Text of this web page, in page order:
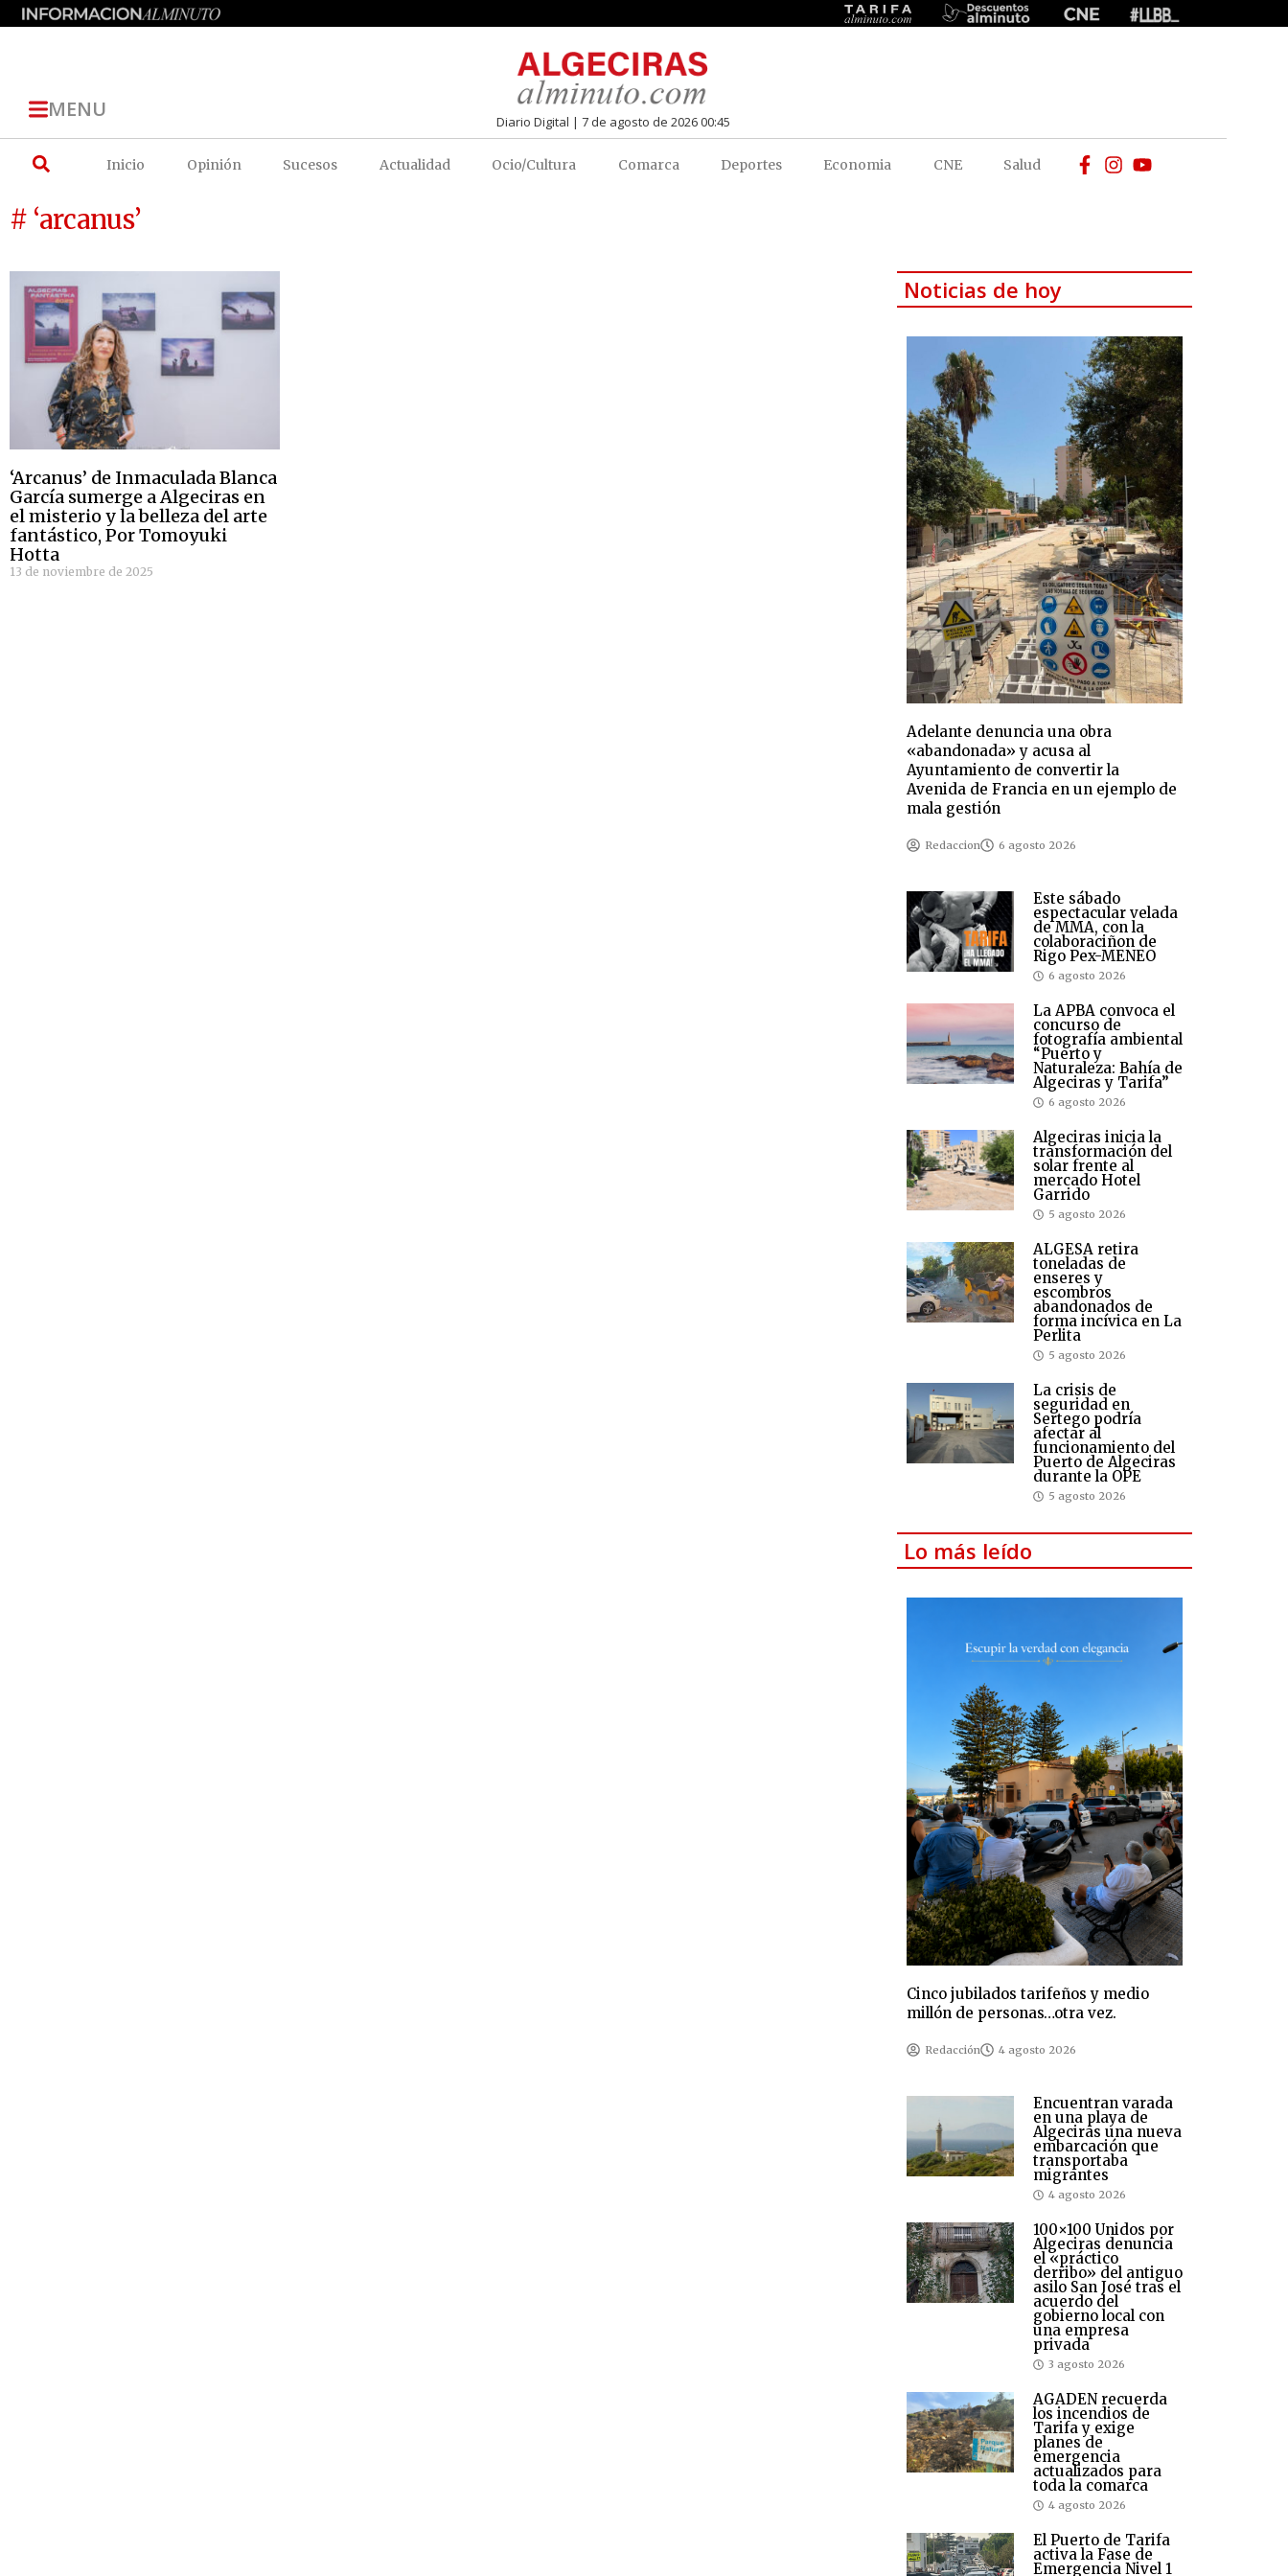
MENU Diario Digital | 7 de agosto de 2026 00:45
Inicio Opinión Sucesos Actualidad Ocio/Cultura Comarca Deportes Economia CNE Salud
# ‘arcanus’
‘Arcanus’ de Inmaculada Blanca
García sumerge a Algeciras en
el misterio y la belleza del arte
fantástico, Por Tomoyuki
Hotta
13 de noviembre de 2025
Noticias de hoy
Adelante denuncia una obra
«abandonada» y acusa al
Ayuntamiento de convertir la
Avenida de Francia en un ejemplo de
mala gestión
Redaccion 6 agosto 2026
Este sábado
espectacular velada
de MMA, con la
colaboraciñon de
Rigo Pex-MENEO
6 agosto 2026
La APBA convoca el
concurso de
fotografía ambiental
“Puerto y
Naturaleza: Bahía de
Algeciras y Tarifa”
6 agosto 2026
Algeciras inicia la
transformación del
solar frente al
mercado Hotel
Garrido
5 agosto 2026
ALGESA retira
toneladas de
enseres y
escombros
abandonados de
forma incívica en La
Perlita
5 agosto 2026
La crisis de
seguridad en
Sertego podría
afectar al
funcionamiento del
Puerto de Algeciras
durante la OPE
5 agosto 2026
Lo más leído
Cinco jubilados tarifeños y medio
millón de personas…otra vez.
Redacción 4 agosto 2026
Encuentran varada
en una playa de
Algeciras una nueva
embarcación que
transportaba
migrantes
4 agosto 2026
100×100 Unidos por
Algeciras denuncia
el «práctico
derribo» del antiguo
asilo San José tras el
acuerdo del
gobierno local con
una empresa
privada
3 agosto 2026
AGADEN recuerda
los incendios de
Tarifa y exige
planes de
emergencia
actualizados para
toda la comarca
4 agosto 2026
El Puerto de Tarifa
activa la Fase de
Emergencia Nivel 1